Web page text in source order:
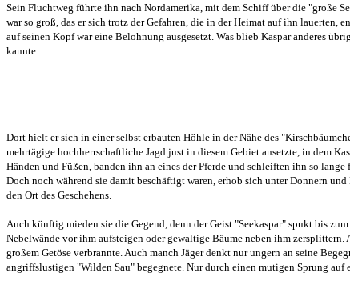
Sein Fluchtweg führte ihn nach Nordamerika, mit dem Schiff über die "große
war so groß, das er sich trotz der Gefahren, die in der Heimat auf ihn lauerten,
auf seinen Kopf war eine Belohnung ausgesetzt. Was blieb Kaspar anderes
kannte.
Dort hielt er sich in einer selbst erbauten Höhle in der Nähe des
mehrtägige hochherrschaftliche Jagd just in diesem Gebiet ansetzte, in dem
Händen und Füßen, banden ihn an eines der Pferde und schleiften ihn so
Doch noch während sie damit beschäftigt waren, erhob sich unter Donnern
den Ort des Geschehens.
Auch künftig mieden sie die Gegend, denn der Geist "Seekaspar" spukt bis
Nebelwände vor ihm aufsteigen oder gewaltige Bäume neben ihm
großem Getöse verbrannte. Auch manch Jäger denkt nur ungern an seine
angriffslustigen "Wilden Sau" begegnete. Nur durch einen mutigen Sprung auf